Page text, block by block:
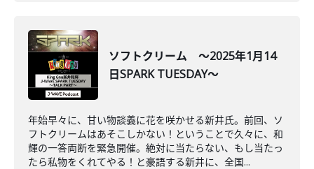
ソフトクリーム ～2025年1月14
日SPARK TUESDAY～
年始早々に、甘い物談義に花を咲かせる新井氏。前回、ソ
フトクリームはあそこしかない！ということで久々に、和
輝の一答両断を緊急開催。絶対に当たらない、もし当たっ
たら私物をくれてやる！と豪語する新井に、全国...